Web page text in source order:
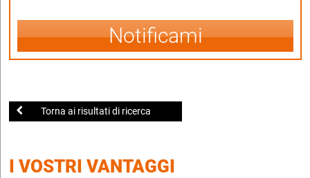
Notificami
Torna ai risultati di ricerca
I VOSTRI VANTAGGI